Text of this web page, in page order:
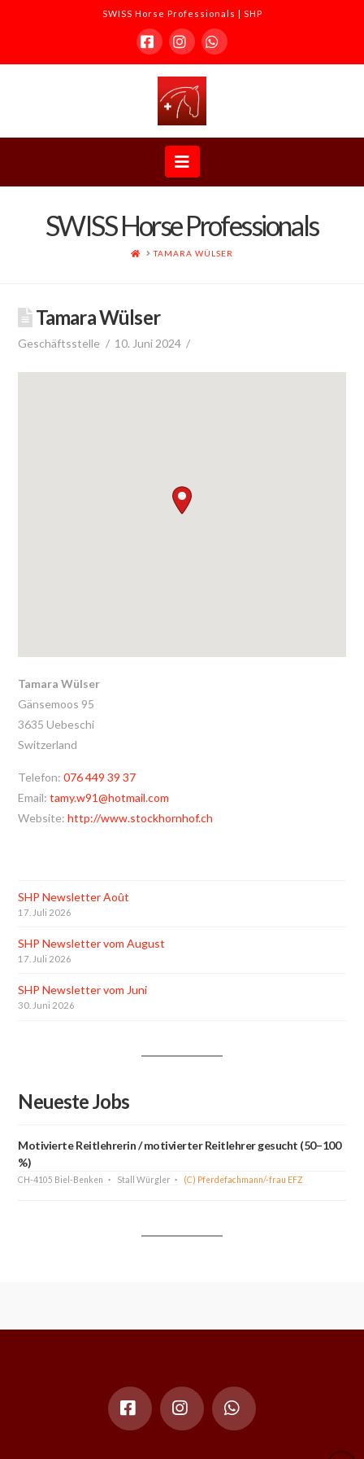
SWISS Horse Professionals | SHP
FacebookInstagramWhatsapp
Horse
Professionals
SHP
Navigation
SWISS Horse Professionals
HOMETAMARA WÜLSER
Tamara Wülser
Geschäftsstelle 10. Juni 2024
Tamara Wülser
Gänsemoos 95
3635Uebeschi
Switzerland
Telefon:076 449 39 37
Email:tamy.w91@hotmail.com
Website:http://www.stockhornhof.ch
SHP Newsletter Août
17. Juli 2026
SHP Newsletter vom August
17. Juli 2026
SHP Newsletter vom Juni
30. Juni 2026
Neueste Jobs
Motivierte Reitlehrerin / motivierter Reitlehrer gesucht (50–100
%)
CH-4105 Biel-Benken Stall Würgler (C) Pferdefachmann/-frau EFZ